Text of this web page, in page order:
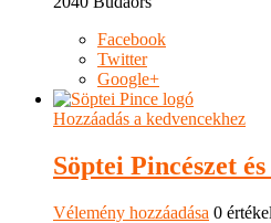
Facebook
Twitter
Google+
Hozzáadás a kedvencekhez
Söptei Pincészet
Vélemény hozzáadása 0